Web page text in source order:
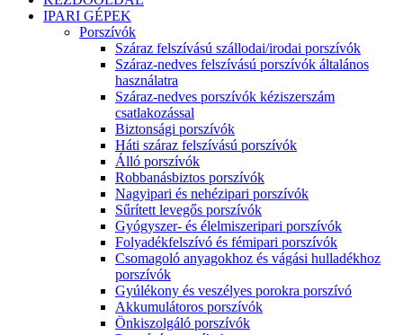
IPARI GÉPEK
Porszívók
Száraz felszívású szállodai/irodai porszívók
Száraz-nedves felszívású porszívók általános
használatra
Száraz-nedves porszívók kéziszerszám
csatlakozással
Biztonsági porszívók
Háti száraz felszívású porszívók
Álló porszívók
Robbanásbiztos porszívók
Nagyipari és nehézipari porszívók
Sűrített levegős porszívók
Gyógyszer- és élelmiszeripari porszívók
Folyadékfelszívó és fémipari porszívók
Csomagoló anyagokhoz és vágási hulladékhoz
porszívók
Gyúlékony és veszélyes porokra porszívó
Akkumulátoros porszívók
Önkiszolgáló porszívók